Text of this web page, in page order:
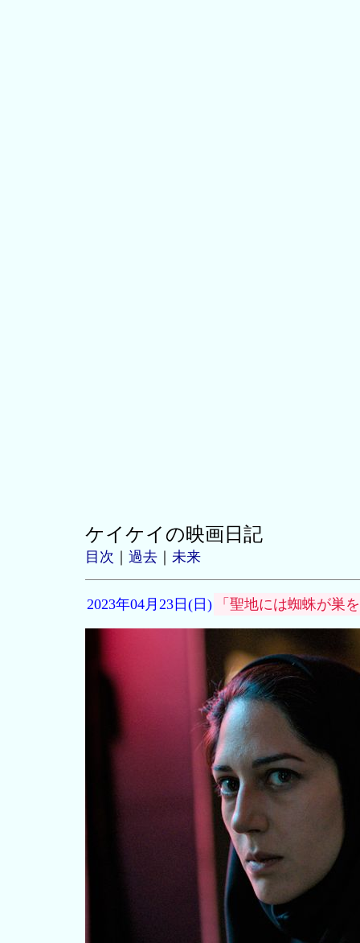
ケイケイの映画日記
目次 過去 未来
2023年04月23日(日) 「聖地には蜘蛛が巣